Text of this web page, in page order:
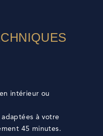
intérieur ou
à votre
45 minutes.